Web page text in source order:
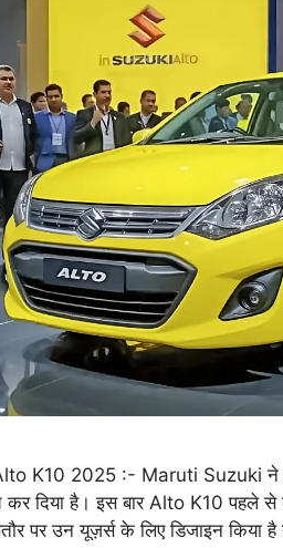
K10 2025 :- Maruti Suzuki ने
दिया है। इस बार Alto K10 पहले से
पर उन यूज़र्स के लिए डिजाइन किया है